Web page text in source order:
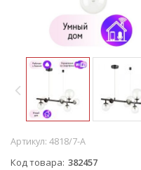
Артикул: 4818/7-A
Код товара 382457